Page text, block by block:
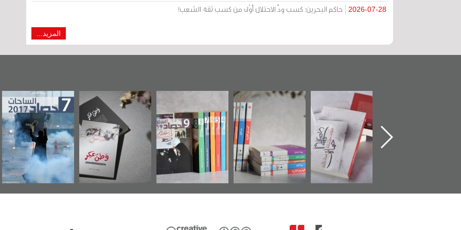
2026-07-28 حاكم البحرين: كسب ودّ الاحتلال أوْلى من كسب ثقة الشعب!
المزيد...
"حماة الباب الأخير":
الإصدار الأول عن
اعتصام الدراز
وأحداث ساحة
الفداء لمركز أوال
للدراسات والتوثيق
تصنيف موضوعي
للوثائق البريطانية
يقدمه «مركز أوال»
كتب
"مرآة البحرين"
تصدر حصاد
الساحات 2019
«وطن عكر» رواية
جديدة لمعتقل
عسكري تصدر عن
«مرآة البحرين»
حصاد 2017